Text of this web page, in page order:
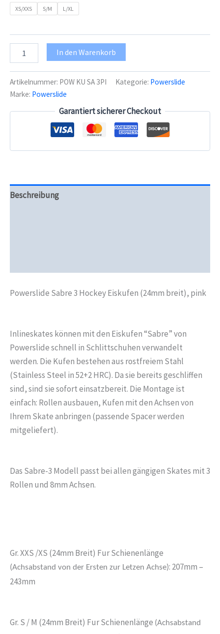
XS/XXS S/M L/XL
Sabre
Hockey
Eiskufen
(24mm
In den Warenkorb
Artikelnummer: POW KU SA 3PI Kategorie: Powerslide
Marke: Powerslide
Garantiert sicherer Checkout
Beschreibung
Powerslide Sabre 3 Hockey Eiskufen (24mm breit), pink
Inlineskates können mit den Eiskufen “Sabre” von
Powerslide schnell in Schlittschuhen verwandelt
werden. Die Kufen bestehen aus rostfreiem Stahl
(Stainless Steel in 52+2 HRC). Da sie bereits geschliffen
sind, sind sie sofort einsatzbereit. Die Montage ist
einfach: Rollen ausbauen, Kufen mit den Achsen von
Ihrem Skate anbringen (passende Spacer werden
mitgeliefert).
Das Sabre-3 Modell passt bei allen gängigen Skates mit 3
Rollen und 8mm Achsen.
Gr. XXS /XS (24mm Breit) Fur Schienenlänge
(Achsabstand von der Ersten zur Letzen Achse): 207mm –
243mm
Gr. S / M (24mm Breit) Fur Schienenlänge (Achsabstand